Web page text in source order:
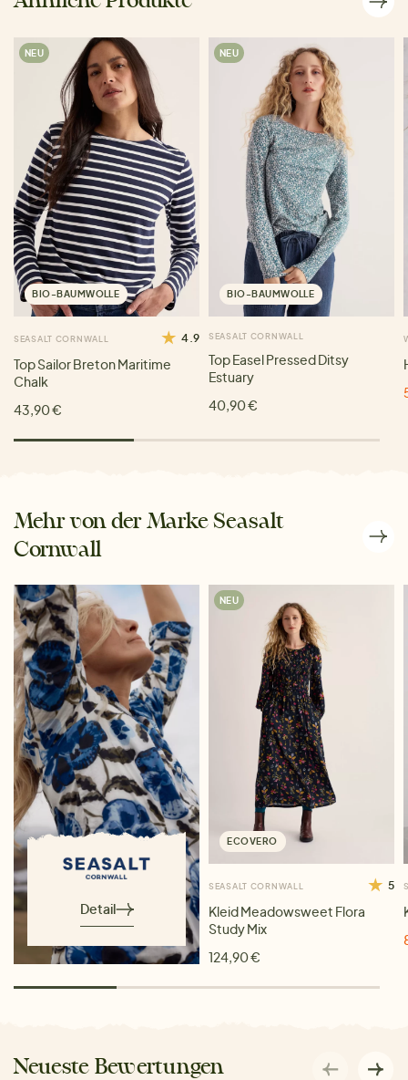
NEU
BIO-BAUMWOLLE
SEASALT CORNWALL 4.9
Top Sailor Breton Maritime
Chalk
43,90 €
NEU
BIO-BAUMWOLLE
SEASALT CORNWALL
Top Easel Pressed Ditsy
Estuary
40,90 €
Mehr von der Marke Seasalt
Cornwall
Detail
NEU
ECOVERO
SEASALT CORNWALL 5
Kleid Meadowsweet Flora
Study Mix
124,90 €
Neueste Bewertungen